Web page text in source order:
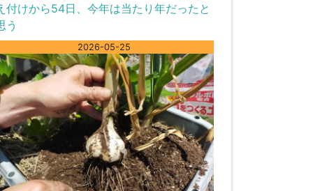
付けから54日、今年は当たり年だったと
う
2026-05-25